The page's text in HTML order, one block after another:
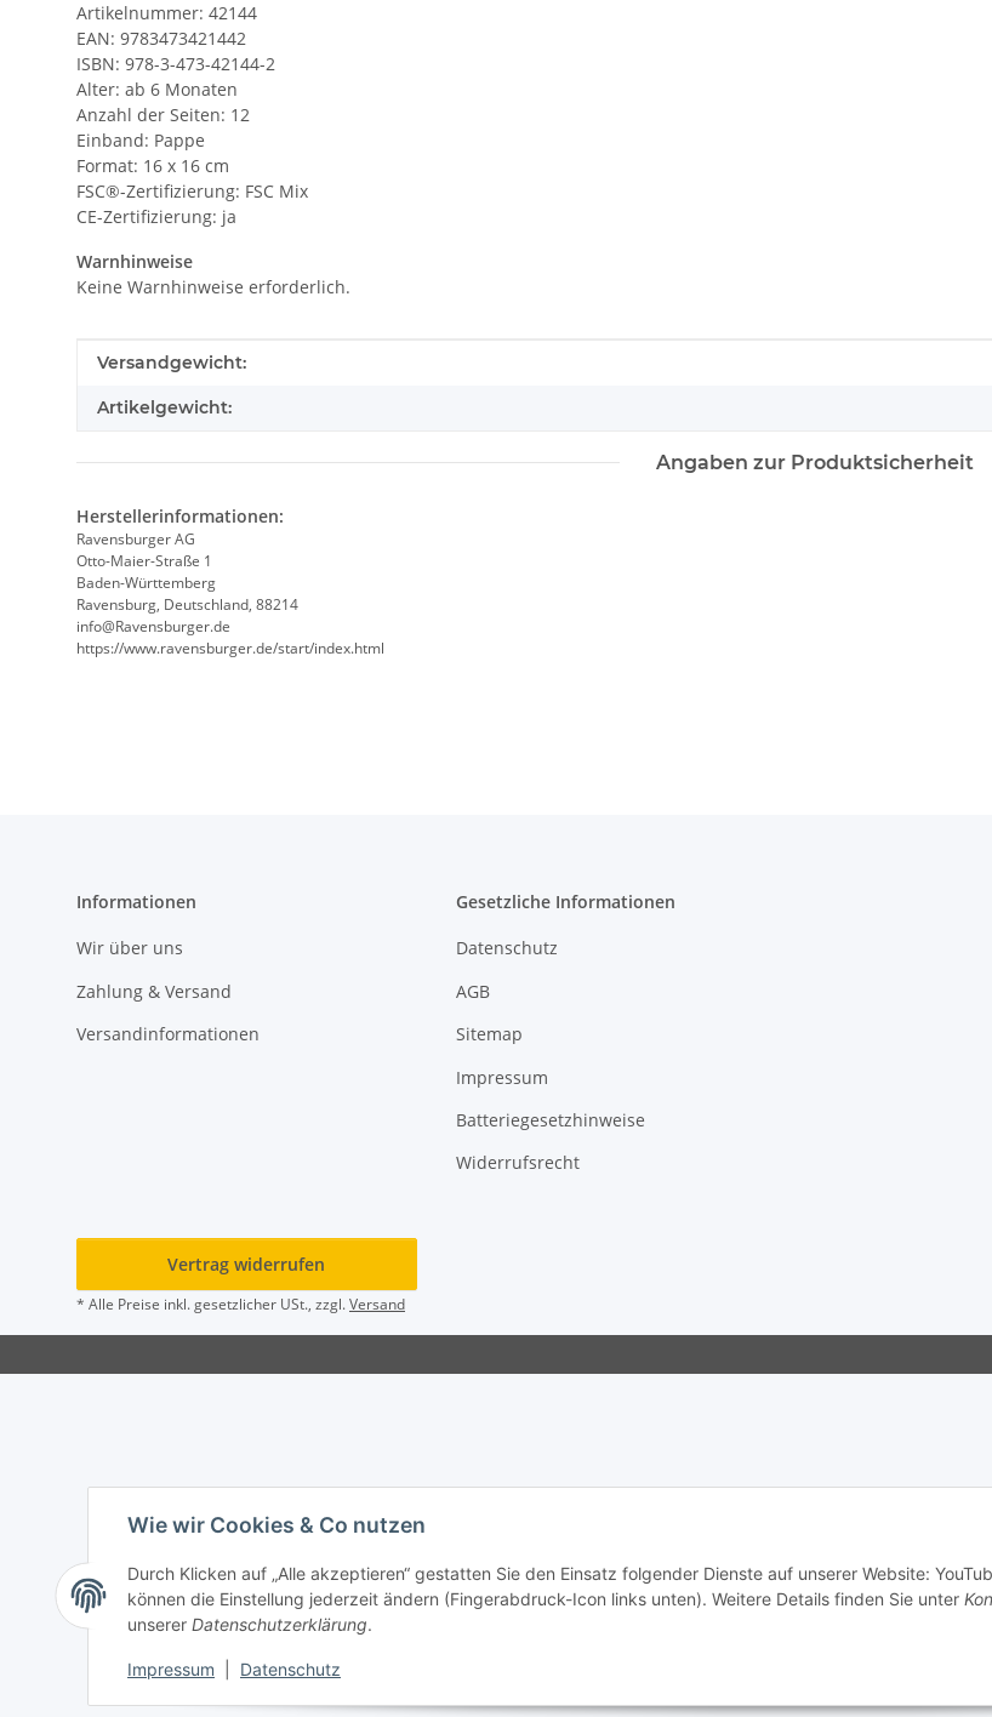
Wie wir Cookies & Co nutzen
Durch Klicken auf „Alle akzeptieren“ gestatten Sie den Einsatz folgender Dienste auf unserer Website:
können die Einstellung jederzeit ändern (Fingerabdruck-Icon links unten). Weitere Details finden Sie unter
unserer Datenschutzerklärung.
Impressum Datenschutz
Artikelnummer: 42144
EAN: 9783473421442
ISBN: 978-3-473-42144-2
Alter: ab 6 Monaten
Anzahl der Seiten: 12
Einband: Pappe
Format: 16 x 16 cm
FSC®-Zertifizierung: FSC Mix
CE-Zertifizierung: ja
Warnhinweise
Keine Warnhinweise erforderlich.
Produkteigenschaft
Wert
Versandgewicht:
Artikelgewicht:
Angaben zur Produktsicherheit
Herstellerinformationen:
Ravensburger AG
Otto-Maier-Straße 1
Baden-Württemberg
Ravensburg, Deutschland, 88214
info@Ravensburger.de
https://www.ravensburger.de/start/index.html
Informationen
Wir über uns
Zahlung & Versand
Versandinformationen
Gesetzliche Informationen
Datenschutz
AGB
Sitemap
Impressum
Batteriegesetzhinweise
Widerrufsrecht
Vertrag widerrufen
* Alle Preise inkl. gesetzlicher USt., zzgl.Versand